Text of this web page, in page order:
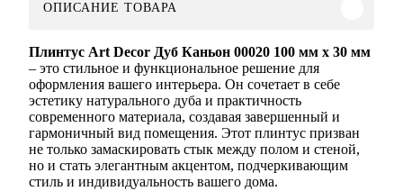
ОПИСАНИЕ ТОВАРА
Плинтус Art Decor Дуб Каньон 00020 100 мм х 30 мм
– это стильное и функциональное решение для
оформления вашего интерьера. Он сочетает в себе
эстетику натурального дуба и практичность
современного материала, создавая завершенный и
гармоничный вид помещения. Этот плинтус призван
не только замаскировать стык между полом и стеной,
но и стать элегантным акцентом, подчеркивающим
стиль и индивидуальность вашего дома.